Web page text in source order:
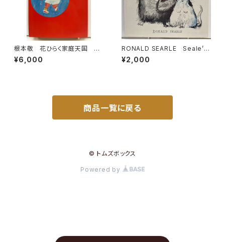
根本敬 花ひらく家庭天国 絵
入りサイン 1983年 初版
青林堂
¥6,000
RONALD SEARLE Seale’s
Cats 1967年初版の1973年
４刷 DENNIS DOBSON
¥2,000
商品一覧に戻る
© トムズボックス
Powered by